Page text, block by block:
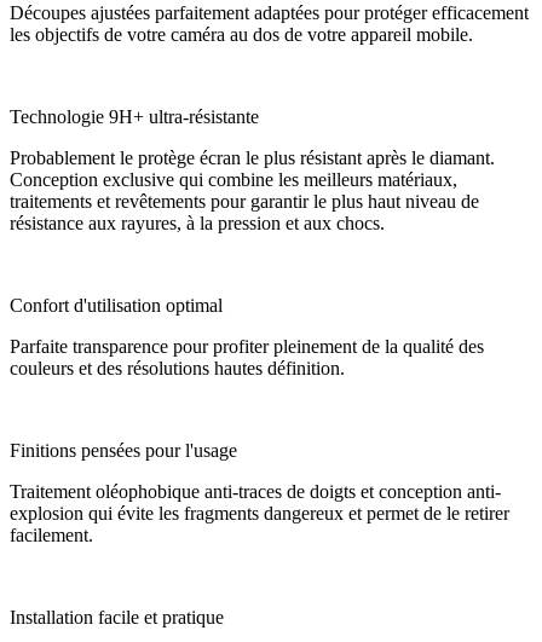
Découpes ajustées parfaitement adaptées pour protéger efficacement
les objectifs de votre caméra au dos de votre appareil mobile.
Technologie 9H+ ultra-résistante
Probablement le protège écran le plus résistant après le diamant.
Conception exclusive qui combine les meilleurs matériaux,
traitements et revêtements pour garantir le plus haut niveau de
résistance aux rayures, à la pression et aux chocs.
Confort d'utilisation optimal
Parfaite transparence pour profiter pleinement de la qualité des
couleurs et des résolutions hautes définition.
Finitions pensées pour l'usage
Traitement oléophobique anti-traces de doigts et conception anti-
explosion qui évite les fragments dangereux et permet de le retirer
facilement.
Installation facile et pratique